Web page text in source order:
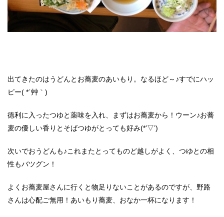
出てきたのはうどんとお蕎麦のあいもり。なるほど～♪すでにハッ
ピー( *´艸｀)
徳利に入ったつゆと薬味を入れ、まずはお蕎麦から！ウーン♪お蕎
麦の優しい香りとそばつゆがとっても好み(*’▽’)
次いでおうどんも♪これまたとってものど越しがよく、つゆとの相
性もバツグン！
よくお蕎麦屋さんに行くと物足りないことがあるのですが、野路
さんは心配ご無用！あいもり蕎麦、おなか一杯になります！